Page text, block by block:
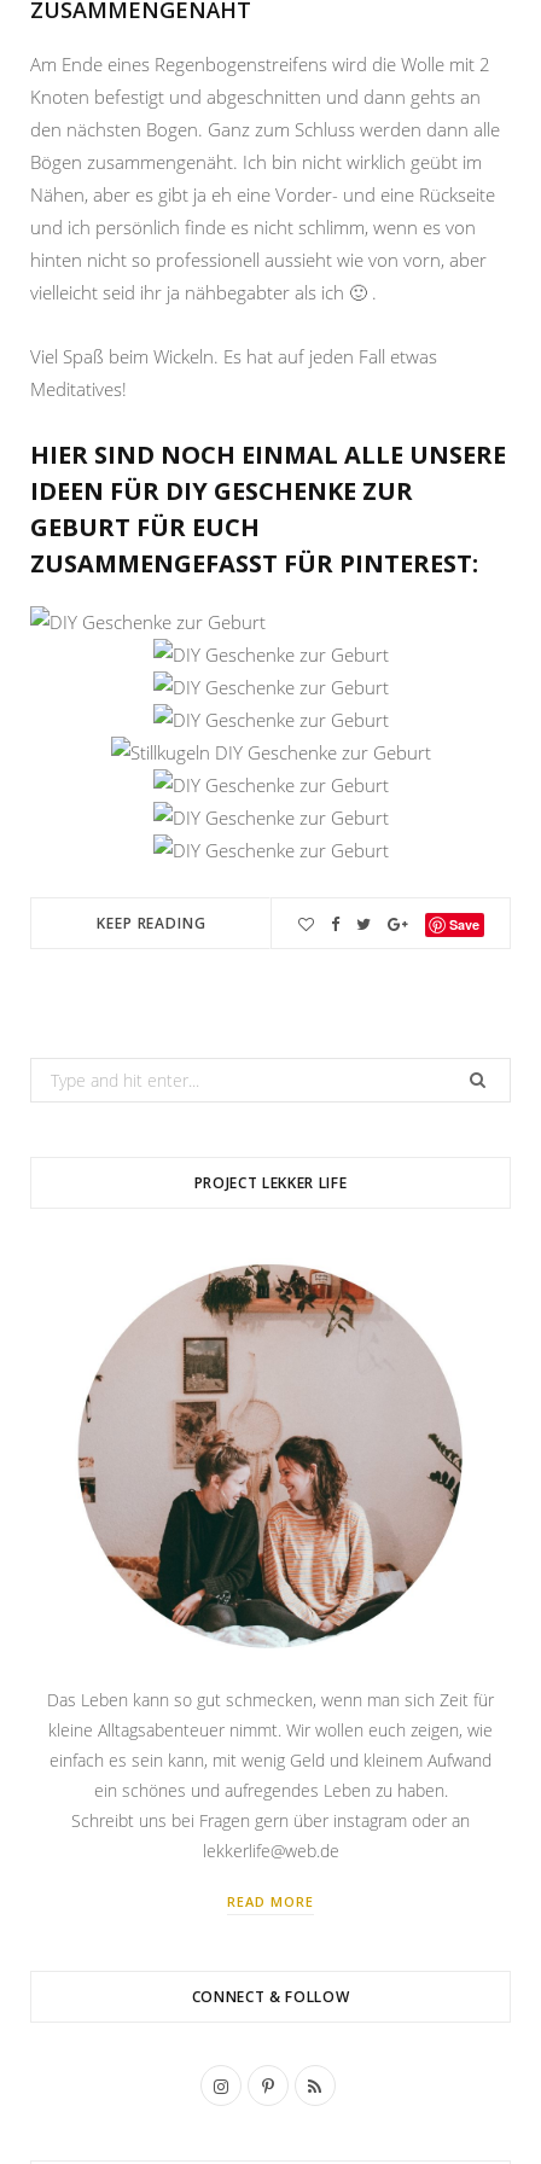
ZUSAMMENGENÄHT
Am Ende eines Regenbogenstreifens wird die Wolle mit 2
Knoten befestigt und abgeschnitten und dann gehts an
den nächsten Bogen. Ganz zum Schluss werden dann alle
Bögen zusammengenäht. Ich bin nicht wirklich geübt im
Nähen, aber es gibt ja eh eine Vorder- und eine Rückseite
und ich persönlich finde es nicht schlimm, wenn es von
hinten nicht so professionell aussieht wie von vorn, aber
vielleicht seid ihr ja nähbegabter als ich 🙂 .
Viel Spaß beim Wickeln. Es hat auf jeden Fall etwas
Meditatives!
HIER SIND NOCH EINMAL ALLE UNSERE
IDEEN FÜR DIY GESCHENKE ZUR
GEBURT FÜR EUCH
ZUSAMMENGEFASST FÜR PINTEREST:
KEEP READING Save
Search
for:
PROJECT LEKKER LIFE
Das Leben kann so gut schmecken, wenn man sich Zeit für
kleine Alltagsabenteuer nimmt. Wir wollen euch zeigen, wie
einfach es sein kann, mit wenig Geld und kleinem Aufwand
ein schönes und aufregendes Leben zu haben.
Schreibt uns bei Fragen gern über instagram oder an
lekkerlife@web.de
READ MORE
CONNECT & FOLLOW
I
P
R